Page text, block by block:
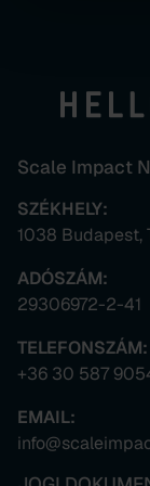
Scale Impact
SZÉKHELY:
1038 Budapest,
ADÓSZÁM:
29306972-2-41
TELEFONSZÁM:
+36 30 587
EMAIL: